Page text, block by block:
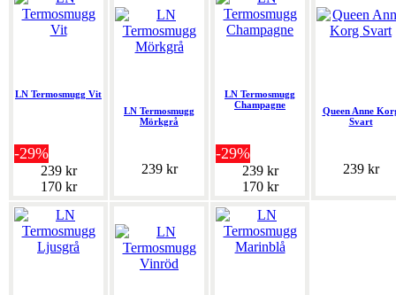
LN Termosmugg Vit
-29%
239 kr
170 kr
LN Termosmugg
Mörkgrå
239 kr
LN Termosmugg
Champagne
-29%
239 kr
170 kr
Queen Anne
Svart
239 kr